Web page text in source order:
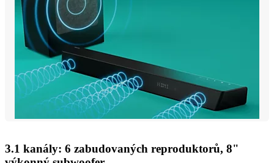
3.1 kanály: 6 zabudovaných reproduktorů, 8"